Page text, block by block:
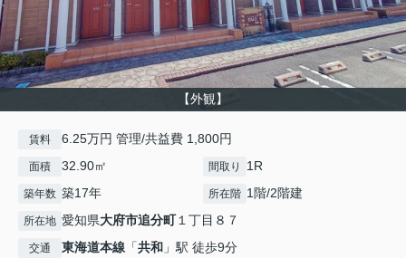
【外観】
賃料 6.25万円 管理/共益費 1,800円
面積 32.90㎡ 間取り 1R
築年数 築17年 所在階 1階/2階建
所在地 愛知県大府市追分町１丁目８７
交通 東海道本線 「共和 」駅 徒歩9分